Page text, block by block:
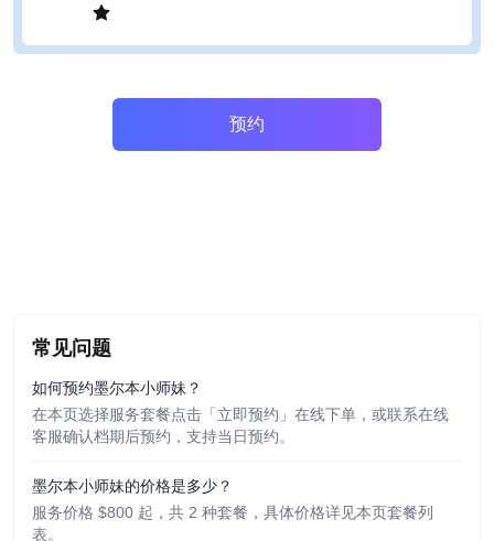
预约
常见问题
如何预约墨尔本小师妹？
在本页选择服务套餐点击「立即预约」在线下单，或联系在线
客服确认档期后预约，支持当日预约。
墨尔本小师妹的价格是多少？
服务价格 $800 起，共 2 种套餐，具体价格详见本页套餐列
表。